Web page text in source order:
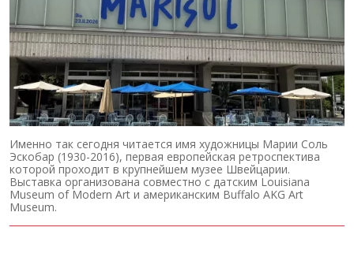
Именно так сегодня читается имя художницы Марии Соль
Эскобар (1930-2016), первая европейская ретроспектива
которой проходит в крупнейшем музее Швейцарии.
Выставка организована совместно с датским Louisiana
Museum of Modern Art и американским Buffalo AKG Art
Museum.